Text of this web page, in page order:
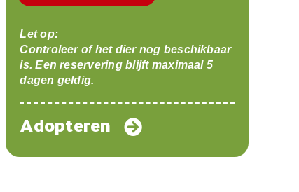
Let op:
Controleer of het dier nog beschikbaar
is. Een reservering blijft maximaal 5
dagen geldig.
Adopteren